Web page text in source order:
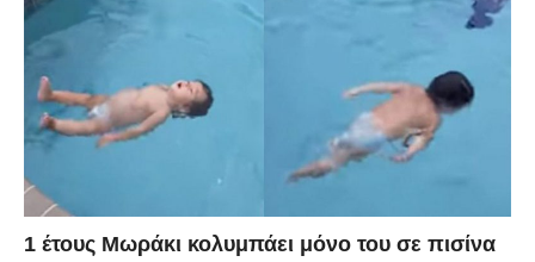
1 έτους Μωράκι κολυμπάει μόνο του σε πισίνα